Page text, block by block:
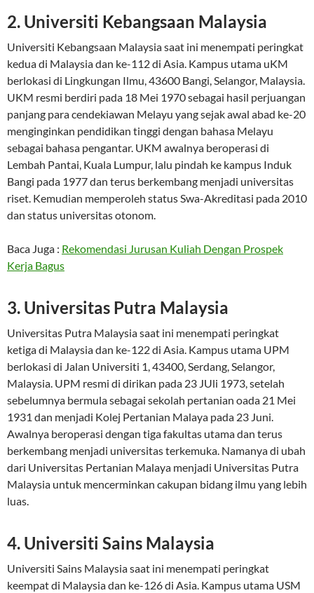
2. Universiti Kebangsaan Malaysia
Universiti Kebangsaan Malaysia saat ini menempati peringkat
kedua di Malaysia dan ke-112 di Asia. Kampus utama uKM
berlokasi di Lingkungan Ilmu, 43600 Bangi, Selangor, Malaysia.
UKM resmi berdiri pada 18 Mei 1970 sebagai hasil perjuangan
panjang para cendekiawan Melayu yang sejak awal abad ke-20
menginginkan pendidikan tinggi dengan bahasa Melayu
sebagai bahasa pengantar. UKM awalnya beroperasi di
Lembah Pantai, Kuala Lumpur, lalu pindah ke kampus Induk
Bangi pada 1977 dan terus berkembang menjadi universitas
riset. Kemudian memperoleh status Swa-Akreditasi pada 2010
dan status universitas otonom.
Baca Juga : Rekomendasi Jurusan Kuliah Dengan Prospek
Kerja Bagus
3. Universitas Putra Malaysia
Universitas Putra Malaysia saat ini menempati peringkat
ketiga di Malaysia dan ke-122 di Asia. Kampus utama UPM
berlokasi di Jalan Universiti 1, 43400, Serdang, Selangor,
Malaysia. UPM resmi di dirikan pada 23 JUli 1973, setelah
sebelumnya bermula sebagai sekolah pertanian oada 21 Mei
1931 dan menjadi Kolej Pertanian Malaya pada 23 Juni.
Awalnya beroperasi dengan tiga fakultas utama dan terus
berkembang menjadi universitas terkemuka. Namanya di ubah
dari Universitas Pertanian Malaya menjadi Universitas Putra
Malaysia untuk mencerminkan cakupan bidang ilmu yang lebih
luas.
4. Universiti Sains Malaysia
Universiti Sains Malaysia saat ini menempati peringkat
keempat di Malaysia dan ke-126 di Asia. Kampus utama USM